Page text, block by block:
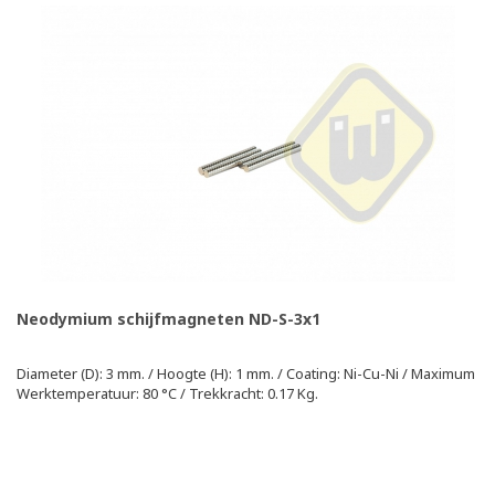
Neodymium schijfmagneten ND-S-3x1
Diameter (D): 3 mm. / Hoogte (H): 1 mm. / Coating: Ni-Cu-Ni / Maximum
Werktemperatuur: 80 °C / Trekkracht: 0.17 Kg.